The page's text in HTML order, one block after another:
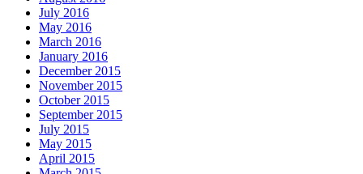
July 2016
May 2016
March 2016
January 2016
December 2015
November 2015
October 2015
September 2015
July 2015
May 2015
April 2015